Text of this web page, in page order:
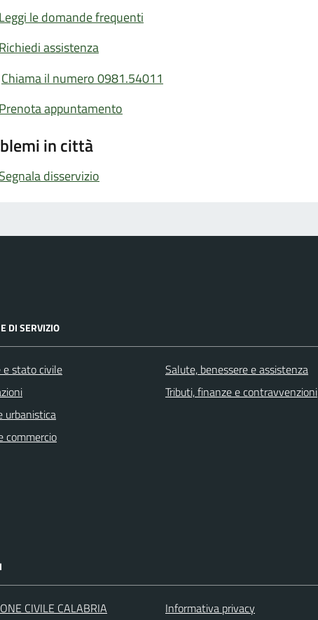
Leggi le domande frequenti
Richiedi assistenza
Chiama il numero 0981.54011
Prenota appuntamento
in città
Segnala disservizio
DI SERVIZIO
e stato civile
urbanistica
commercio
Salute, benessere e assistenza
Tributi, finanze e contravvenzioni
CIVILE CALABRIA Informativa privacy